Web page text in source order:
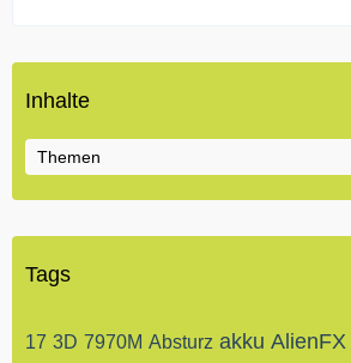
Inhalte
Themen
Tags
17 3D 7970M Absturz akku AlienFX